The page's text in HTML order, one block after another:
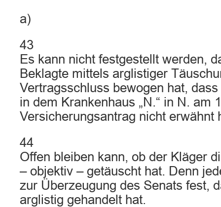
a)
43
Es kann nicht festgestellt werden,
Beklagte mittels arglistiger
Vertragsschluss bewogen hat,
in dem Krankenhaus „N.“ in N. am
Versicherungsantrag nicht erwähnt
44
Offen bleiben kann, ob der Kläger
– objektiv – getäuscht hat. Denn
zur Überzeugung des Senats fest,
arglistig gehandelt hat.